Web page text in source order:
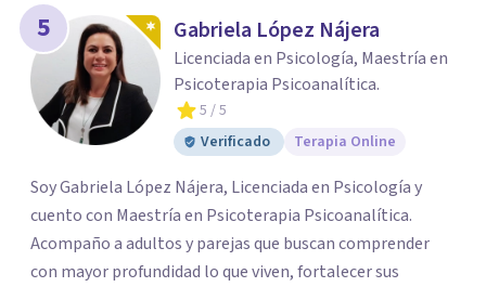
5 Gabriela López Nájera
Licenciada en Psicología, Maestría en
Psicoterapia Psicoanalítica.
5 / 5
Verificado
Terapia Online
Soy Gabriela López Nájera, Licenciada en Psicología y
cuento con Maestría en Psicoterapia Psicoanalítica.
Acompaño a adultos y parejas que buscan comprender
con mayor profundidad lo que viven, fortalecer sus